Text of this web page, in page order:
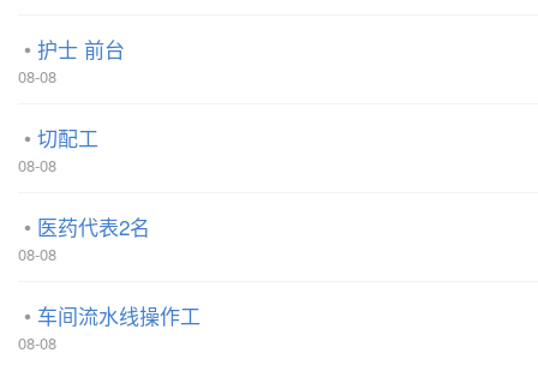
护士 前台
08-08
切配工
08-08
医药代表2名
08-08
车间流水线操作工
08-08